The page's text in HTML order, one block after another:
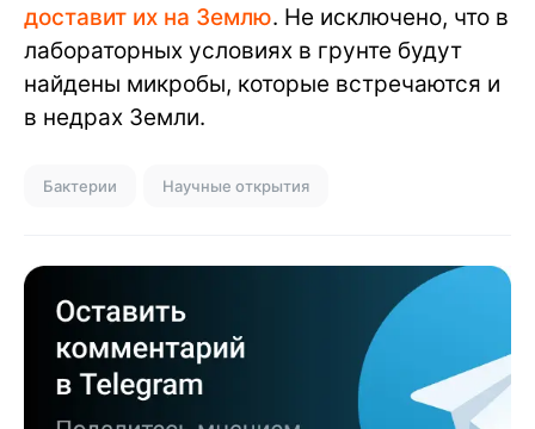
доставит их на Землю. Не исключено, что в
лабораторных условиях в грунте будут
найдены микробы, которые встречаются и
в недрах Земли.
Бактерии Научные открытия